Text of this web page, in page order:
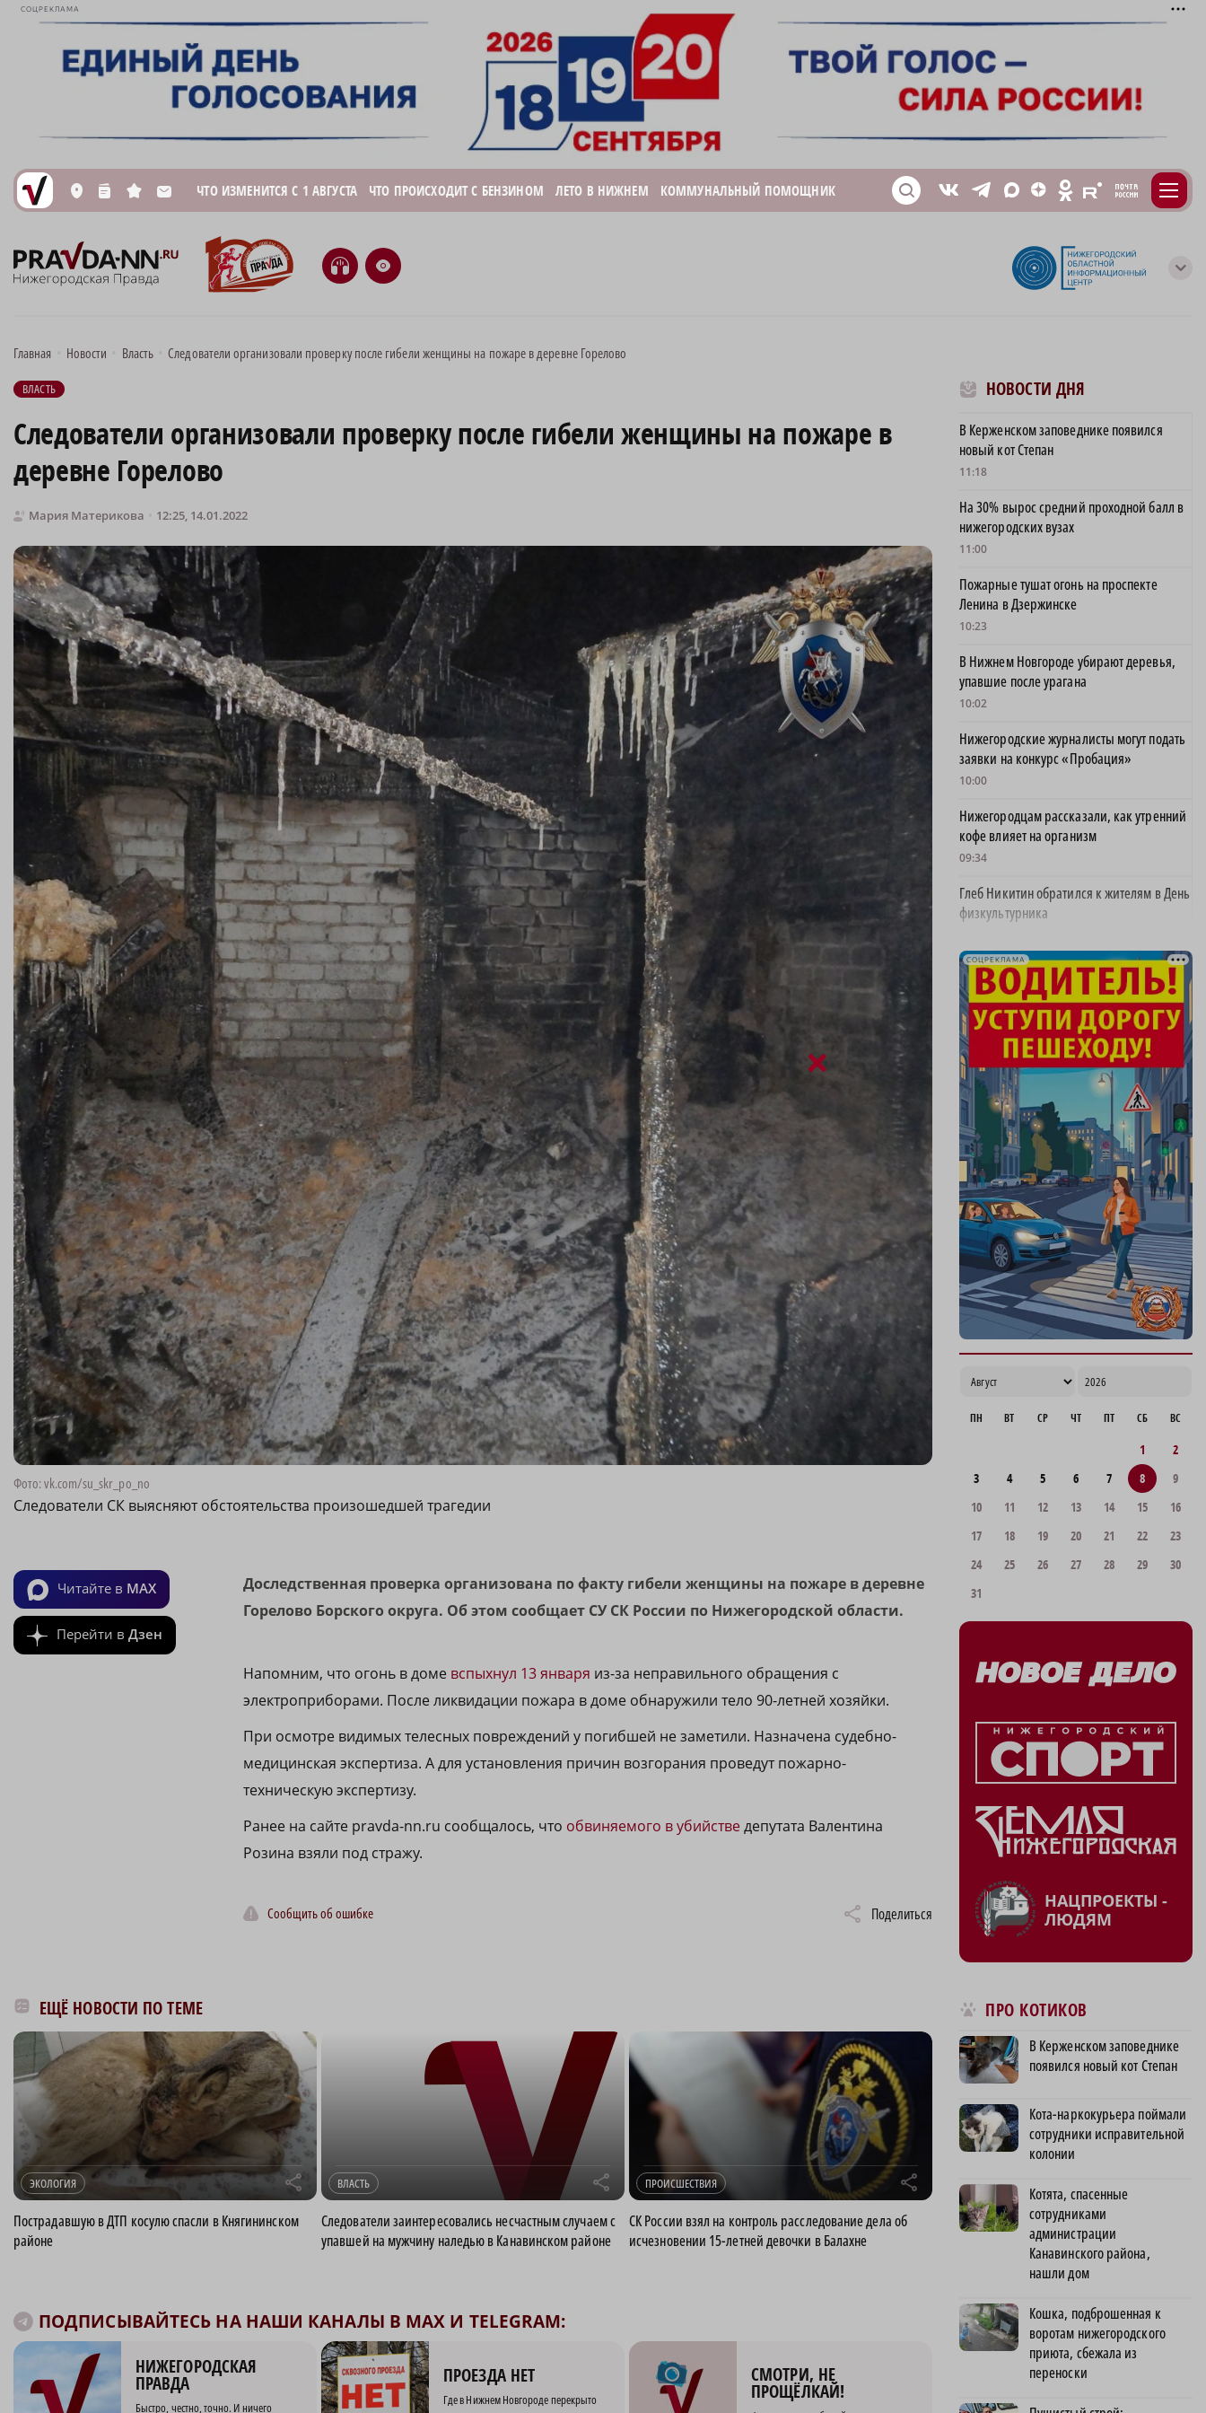
СОЦРЕКЛАМА
L n s M ЧТО ИЗМЕНИТСЯ С 1 АВГУСТА ЧТО ПРОИСХОДИТ С БЕНЗИНОМ ЛЕТО В НИЖНЕМ КОММУНАЛЬНЫЙ ПОМОЩНИК S V T X Z O E m
H e с
Главная Новости Власть Следователи организовали проверку после гибели женщины на пожаре в деревне Горелово
ВЛАСТЬ
Следователи организовали проверку после гибели женщины на пожаре в
деревне Горелово
Мария Материкова 12:25, 14.01.2022
Фото: vk.com/su_skr_po_no
Следователи СК выясняют обстоятельства произошедшей трагедии
Читайте в MAX
Перейти в Дзен
Доследственная проверка организована по факту гибели женщины на пожаре в деревне
Горелово Борского округа. Об этом сообщает СУ СК России по Нижегородской области.
Напомним, что огонь в доме вспыхнул 13 января из-за неправильного обращения с
электроприборами. После ликвидации пожара в доме обнаружили тело 90-летней хозяйки.
При осмотре видимых телесных повреждений у погибшей не заметили. Назначена судебно-
медицинская экспертиза. А для установления причин возгорания проведут пожарно-
техническую экспертизу.
Ранее на сайте pravda-nn.ru сообщалось, что обвиняемого в убийстведепутата Валентина
Розина взяли под стражу.
Сообщить об ошибке Поделиться
ЕЩЁ НОВОСТИ ПО ТЕМЕ
ЭКОЛОГИЯ r
Пострадавшую в ДТП косулю спасли в Княгининском
районе
ВЛАСТЬ r
Следователи заинтересовались несчастным случаем с
упавшей на мужчину наледью в Канавинском районе
ПРОИСШЕСТВИЯ r
СК России взял на контроль расследование дела об
исчезновении 15-летней девочки в Балахне
ПОДПИСЫВАЙТЕСЬ НА НАШИ КАНАЛЫ В MAX И TELEGRAM:
НИЖЕГОРОДСКАЯ
ПРАВДА
Быстро, честно, точно. И ничего
ПРОЕЗДА НЕТ
Где в Нижнем Новгороде перекрыто
СМОТРИ, НЕ
ПРОЩЁЛКАЙ!
×
НОВОСТИ ДНЯ
В Керженском заповеднике появился
новый кот Степан
11:18
На 30% вырос средний проходной балл в
нижегородских вузах
11:00
Пожарные тушат огонь на проспекте
Ленина в Дзержинске
10:23
В Нижнем Новгороде убирают деревья,
упавшие после урагана
10:02
Нижегородские журналисты могут подать
заявки на конкурс «Пробация»
10:00
Нижегородцам рассказали, как утренний
кофе влияет на организм
09:34
Глеб Никитин обратился к жителям в День
физкультурника
Новичком ХК «Торпедо» стал нападающий
Роман Максимов
22:30
Автомобилист, севший за руль пьяным и
сбивший женщину, предстал перед судом
20:02
Детенышу зебры из зоопарка «Лимпопо»
выбрали имя
19:22
СОЦРЕКЛАМА
ПН ВТ СР ЧТ ПТ СБ ВС
1
2
3
4 5 6 7 8
9
10
11 12 13 14 15
16
17
18 19 20 21 22
23
24
25 26 27 28 29
30
31
НАЦПРОЕКТЫ -
ЛЮДЯМ
ПРО КОТИКОВ
В Керженском заповеднике
появился новый кот Степан
Кота-наркокурьера поймали
сотрудники исправительной
колонии
Котята, спасенные
сотрудниками
администрации
Канавинского района,
нашли дом
Кошка, подброшенная к
воротам нижегородского
приюта, сбежала из
переноски